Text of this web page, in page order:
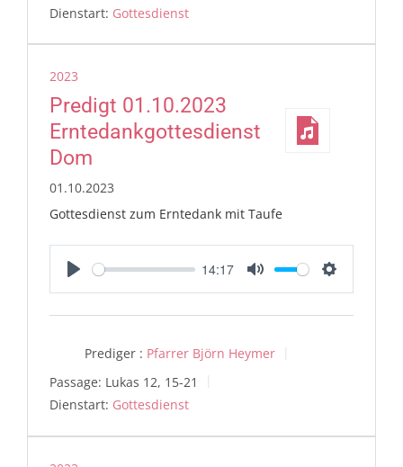
Dienstart: Gottesdienst
2023
Predigt 01.10.2023
Erntedankgottesdienst
Dom
01.10.2023
Gottesdienst zum Erntedank mit Taufe
Play
14:17
Mute Settings
Prediger : Pfarrer Björn Heymer
Passage: Lukas 12, 15-21
Dienstart: Gottesdienst